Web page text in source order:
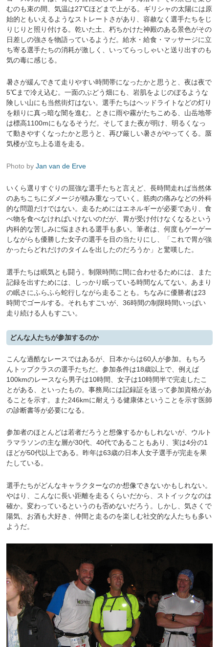
むのも束の間、気温は27℃ほどまで上がる。ギリシャの太陽には原
始的ともいえるようなストレートさがあり、容赦なく選手たちをじ
りじりと照り付ける。乾いた土、朽ちかけた神殿のある景色がその
日差しの強さを物語っているようだ。給水・給食・マッサージに立
ち寄る選手たちの消耗が激しく、いってらっしゃいと送り出すのも
気の毒に感じる。
暑さが緩んできて走りやすい時間帯になったかと思うと、夜は夜で
5℃まで冷え込む。一面のぶどう畑にも、岩肌をよじのぼるような
険しい山にも当然街灯はない。選手たちはヘッドライトなどの灯り
を頼りに真っ暗な闇を進む。ときに雨や霧がたちこめる、山岳地帯
は標高1100mにもなるそうだ。そしてまた夜が明け、明るくなっ
て動きやすくなったかと思うと、再び厳しい暑さがやってくる。蜃
気楼が立ち上る道を走る。
Photo byJan van de Erve
いくら選りすぐりの屈強な選手たちと言えど、長時間走れば当然体
のあちこちにダメージが積み重なっていく。筋肉の痛みなどの外科
的な問題だけではない。走るためにはエネルギーが必要であり、食
べ物を食べなければいけないのだが、胃が受け付けなくなるという
内科的な苦しみに悩まされる選手も多い。筆者は、何度もゲーゲー
しながらも優勝した女子の選手を目の当たりにし、「これで胃が強
かったらどれだけのタイムを出したのだろうか」と驚嘆した。
選手たちは眠気とも闘う。制限時間に間に合わせるためには、また
記録を出すためには、しっかり眠っている時間なんてない。あまり
の眠さにふらふら蛇行しながら走ることも。ちなみに優勝者は23
時間でゴールする。それもすごいが、36時間の制限時間いっぱい
走り続ける人もすごい。
どんな人たちが参加するのか
こんな過酷なレースではあるが、日本からは60人が参加。もちろ
んトップクラスの選手たちだ。参加条件は18歳以上で、例えば
100kmのレースなら男子は10時間、女子は10時間半で完走したこ
とがある、といったもの。事務局には記録証を送って参加資格があ
ることを示す。また246kmに耐えうる健康体ということを示す医師
の診断書等が必要になる。
参加者のほとんどは若者だろうと想像するかもしれないが、ウルト
ラマラソンの主な層が30代、40代であることもあり、実は4分の1
ほどが50代以上である。昨年は63歳の日本人女子選手が完走を果
たしている。
選手たちがどんなキャラクターなのか想像できないかもしれない。
やはり、こんなに長い距離を走るくらいだから、ストイックなのは
確か。変わっているというのも否めないだろう。しかし、気さくで
陽気、お酒も大好き、仲間と走るのを楽しむ社交的な人たちも多い
ようだ。